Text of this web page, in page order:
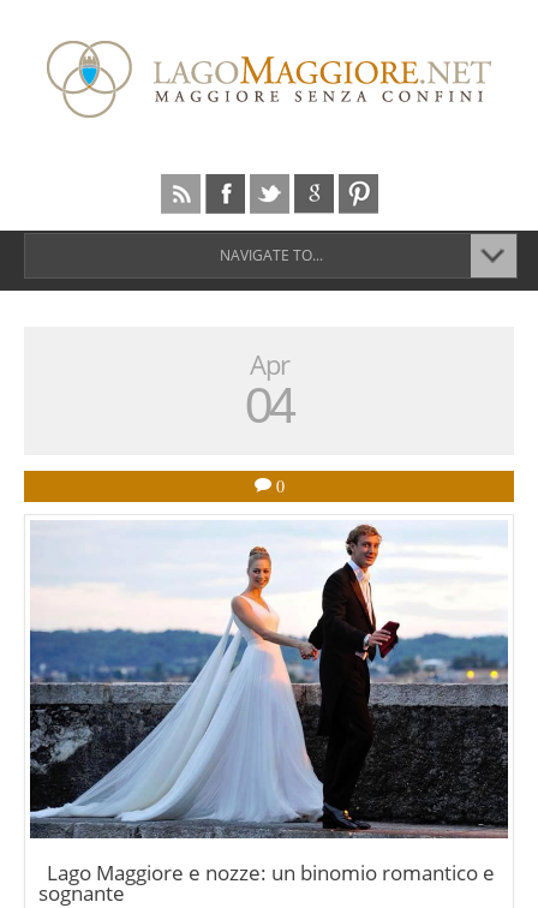
NAVIGATE TO...
Apr
04
0
Lago Maggiore e nozze: un binomio romantico e
sognante